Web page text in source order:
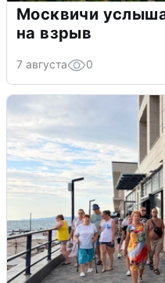
Москвичи
на взрыв
7 августа 0